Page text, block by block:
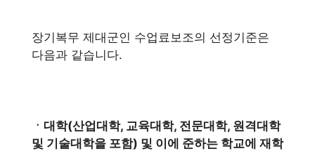
장기복무 제대군인 수업료보조의 선정기준은
다음과 같습니다.
ㆍ대학(산업대학, 교육대학, 전문대학, 원격대학
및 기술대학을 포함) 및 이에 준하는 학교에 재학